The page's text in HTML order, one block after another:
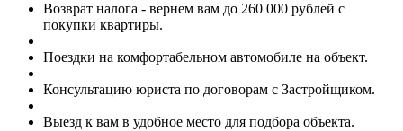
Возврат налога - вернем вам до 260 000 рублей с
покупки квартиры.
Поездки на комфортабельном автомобиле на объект.
Консультацию юриста по договорам с Застройщиком.
Выезд к вам в удобное место для подбора объекта.